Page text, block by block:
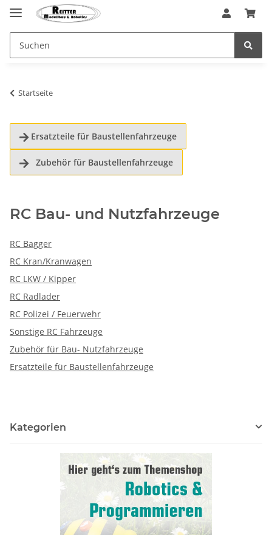
Startseite
Ersatzteile für Baustellenfahrzeuge
Zubehör für Baustellenfahrzeuge
RC Bau- und Nutzfahrzeuge
RC Bagger
RC Kran/Kranwagen
RC LKW / Kipper
RC Radlader
RC Polizei / Feuerwehr
Sonstige RC Fahrzeuge
Zubehör für Bau- Nutzfahrzeuge
Ersatzteile für Baustellenfahrzeuge
Kategorien